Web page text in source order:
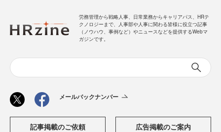
労務管理から戦略人事、日常業務からキャリアパス、HRテ
クノロジーまで、人事部や人事に関わる皆様に役立つ記事
（ノウハウ、事例など）やニュースなどを提供するWebマ
ガジンです。
メールバックナンバー
記事掲載のご依頼 広告掲載のご案内